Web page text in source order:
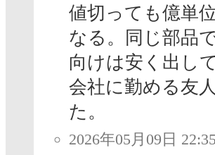
値切っても億単
なる。同じ部品
向けは安く出し
会社に勤める友
た。
2026年05月09日 22:35